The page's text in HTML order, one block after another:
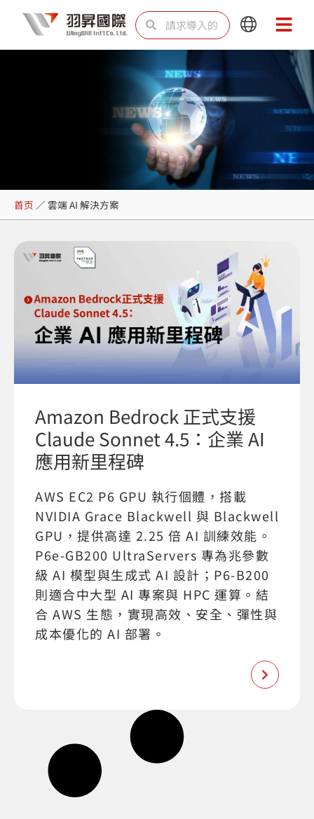
内
SearchSearch
Main
Menu
Main
Menu
雲端 AI 解決方案
首页 ／ 雲端 AI 解決方案
Amazon Bedrock 正式支援
Claude Sonnet 4.5：企業 AI
應用新里程碑
AWS EC2 P6 GPU 執行個體，搭載
NVIDIA Grace Blackwell 與 Blackwell
GPU，提供高達 2.25 倍 AI 訓練效能。
P6e-GB200 UltraServers 專為兆參數
級 AI 模型與生成式 AI 設計；P6-B200
則適合中大型 AI 專案與 HPC 運算。結
合 AWS 生態，實現高效、安全、彈性與
成本優化的 AI 部署。